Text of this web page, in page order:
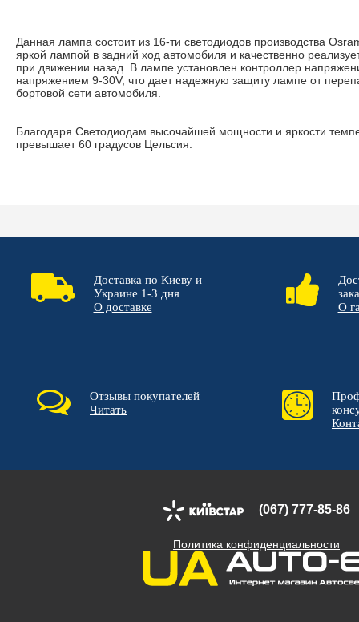
Данная лампа состоит из 16-ти светодиодов производства
яркой лампой в задний ход автомобиля и качественно
при движении назад. В лампе установлен контроллер
напряжением 9-30V, что дает надежную защиту лампе от
бортовой сети автомобиля.
Благодаря Светодиодам высочайшей мощности и яркости
превышает 60 градусов Цельсия.
Доставка по Киеву и
Украине 1-3 дня
О доставке
О
Отзывы покупателей
Читать
(067) 777-85-86
Политика конфиденциальности